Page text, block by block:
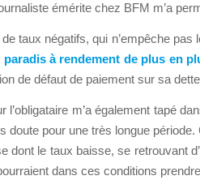
émérite chez BFM m’a
taux négatifs, qui n’empêche
paradis à rendement de plus en
de défaut de paiement sur sa
l’obligataire m’a également tapé
doute pour une très longue
dont le taux baisse, se
dans ces conditions